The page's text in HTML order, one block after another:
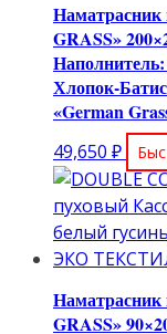
GRASS»
Хлопок-
«German
49,650 ₽
GRASS»